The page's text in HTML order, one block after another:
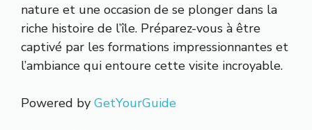
nature et une occasion de se plonger dans la
riche histoire de l’île. Préparez-vous à être
captivé par les formations impressionnantes et
l’ambiance qui entoure cette visite incroyable.
Powered by GetYourGuide